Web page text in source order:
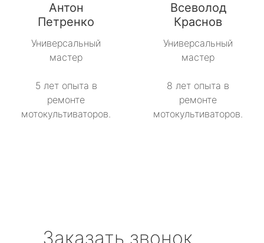
Антон
Петренко
Универсальный
мастер
5 лет опыта в
ремонте
мотокультиваторов.
Всеволод
Краснов
Универсальный
мастер
8 лет опыта в
ремонте
мотокультиваторов.
Заказать звонок